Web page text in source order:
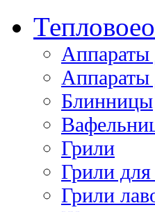
Тепловое
Аппараты
Аппараты
Блинницы
Грили
Грили
Грили